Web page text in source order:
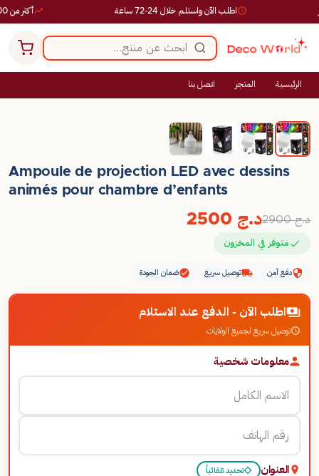
أكثر من 10,000 طلب ناجح اطلب الآن واستلم خلال 24-72 ساعة
الرئيسية المتجر اتصل بنا
-14%
Ampoule de projection LED avec dessins
animés pour chambre d’enfants
د.ج2900 د.ج
متوفر في المخزون
دفع آمن توصيل سريع ضمان الجودة
اطلب الآن - الدفع عند الاستلام
توصيل سريع لجميع الولايات
معلومات شخصية
العنوان تحديد تلقائياً